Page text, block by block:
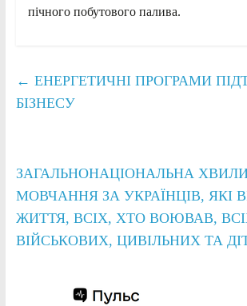
пічного побутового палива.
← ЕНЕРГЕТИЧНІ ПРОГРАМИ
БІЗНЕСУ
ЗАГАЛЬНОНАЦІОНАЛЬНА
МОВЧАННЯ ЗА УКРАЇНЦІВ, ЯКІ
ЖИТТЯ, ВСІХ, ХТО ВОЮВАВ,
ВІЙСЬКОВИХ, ЦИВІЛЬНИХ ТА